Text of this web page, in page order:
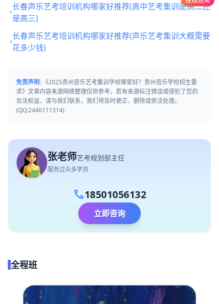
长春声乐艺考培训机构哪家好推荐(高中艺考集训是高二还
是高三)
长春声乐艺考培训机构哪家好推荐(声乐艺考集训大概需要
花多少钱)
免责声明: 《2025贵州音乐艺考集训学校哪家好？贵州音乐学校招生要
求》文章内容来源网络整理仅供参考，若有来源标注错误或侵犯了您的
合法权益，请与我们联系，我们将及时更正、删除或依法处理。
(QQ:2446111314)
张老师艺考规划部主任
服务过众多学员
call18501056132
立即咨询
全程班